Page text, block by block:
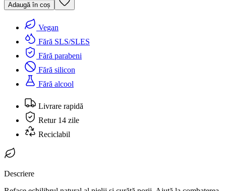
Adaugă în coș
Vegan
Fără SLS/SLES
Fără parabeni
Fără silicon
Fără alcool
Livrare rapidă
Retur 14 zile
Reciclabil
Descriere